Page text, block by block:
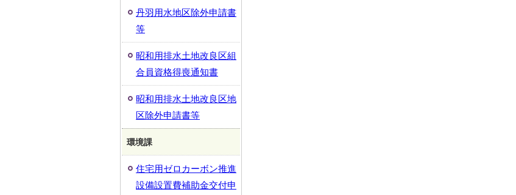
丹羽用水地区除外申請書
等
昭和用排水土地改良区組
合員資格得喪通知書
昭和用排水土地改良区地
区除外申請書等
環境課
住宅用ゼロカーボン推進
設備設置費補助金交付申